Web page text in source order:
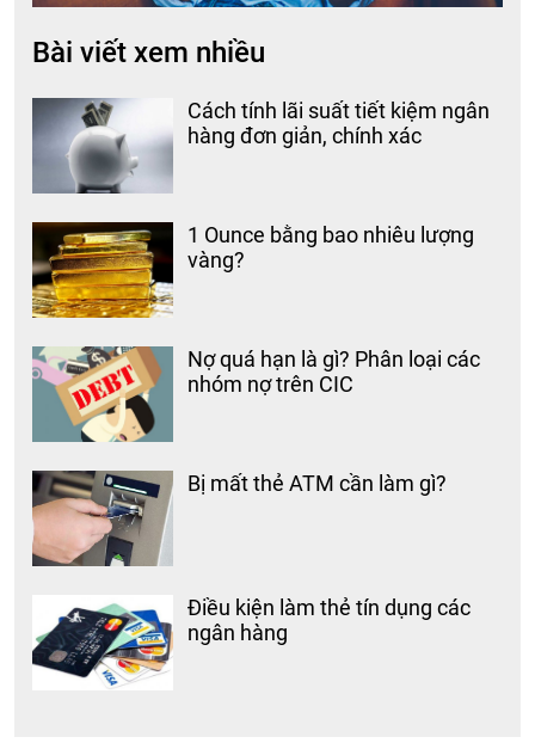
Bài viết xem nhiều
Cách tính lãi suất tiết kiệm ngân
hàng đơn giản, chính xác
1 Ounce bằng bao nhiêu lượng
vàng?
Nợ quá hạn là gì? Phân loại các
nhóm nợ trên CIC
Bị mất thẻ ATM cần làm gì?
Điều kiện làm thẻ tín dụng các
ngân hàng